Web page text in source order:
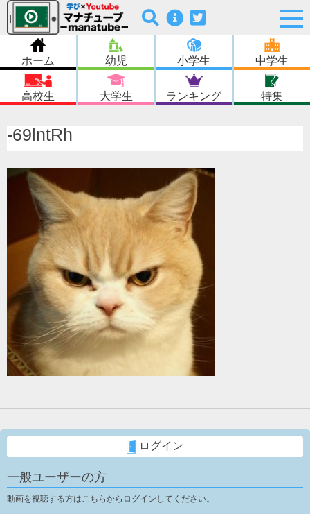
ホーム 幼児 小学生 中学生
高校生 大学生 ランキング 特集
-69lntRh
ログイン
一般ユーザーの方
動画を視聴する方はこちらからログインしてください。